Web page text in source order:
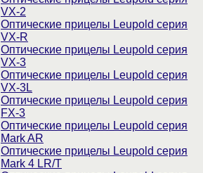
VX-2
Оптические прицелы Leupold серия
VX-R
Оптические прицелы Leupold серия
VX-3
Оптические прицелы Leupold серия
VX-3L
Оптические прицелы Leupold серия
FX-3
Оптические прицелы Leupold серия
Mark AR
Оптические прицелы Leupold серия
Mark 4 LR/T